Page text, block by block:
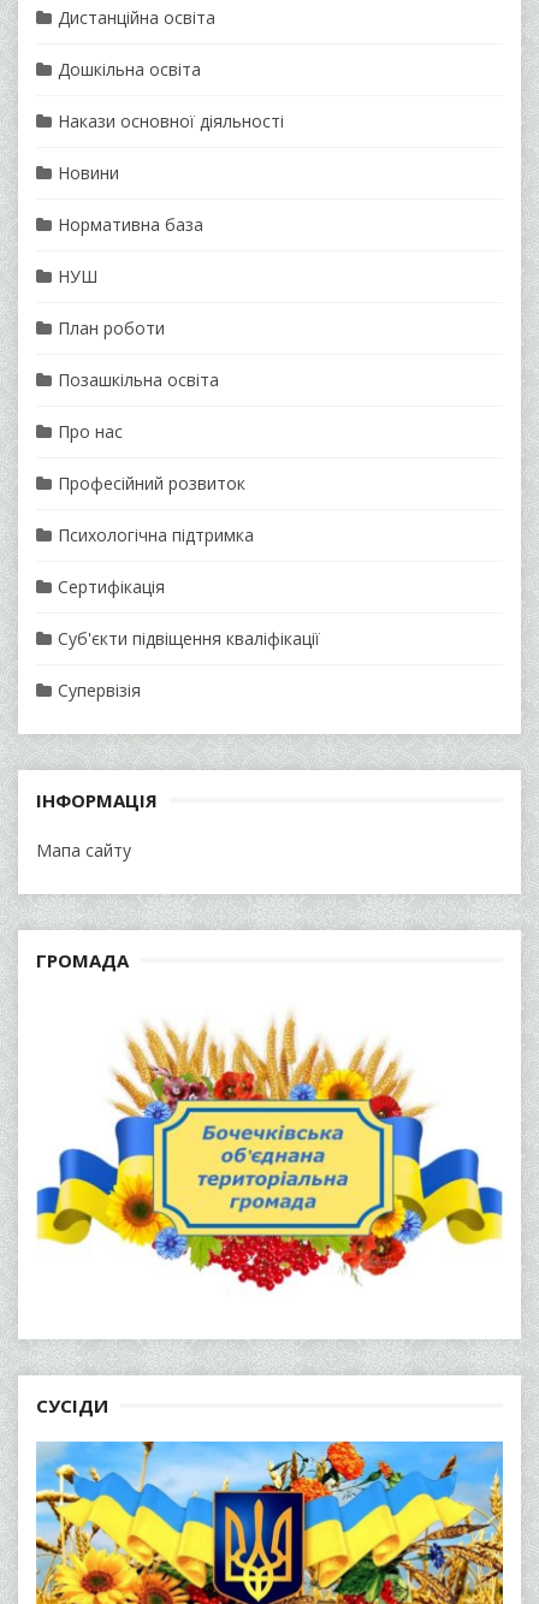
Дистанційна освіта
Дошкільна освіта
Накази основної діяльності
Новини
Нормативна база
НУШ
План роботи
Позашкільна освіта
Про нас
Професійний розвиток
Психологічна підтримка
Сертифікація
Суб'єкти підвіщення кваліфікації
Супервізія
ІНФОРМАЦІЯ
Мапа сайту
ГРОМАДА
СУСІДИ